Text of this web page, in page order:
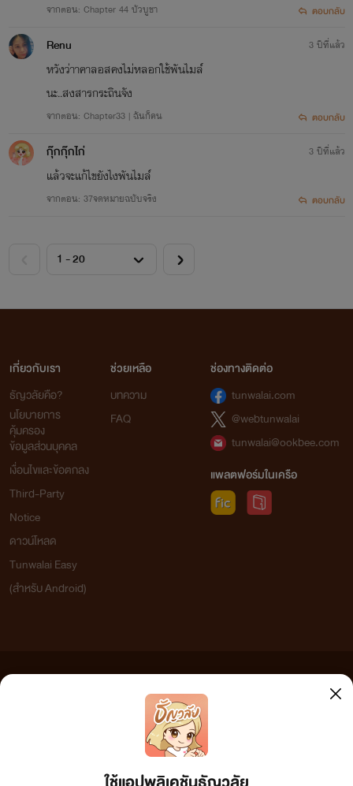
จากตอน: Chapter 44 บัวบูชา ตอบกลับ
Renu
หวังว่าาคาลอสคงไม่หลอกใช้พันไมล์
นะ..สงสารกระถินจัง
จากตอน: Chapter33 | ฉันก็คน
3 ปีที่แล้ว
ตอบกลับ
กุ๊กกุ๊กไก่
แล้วจะแก้ไขยังไงพันไมล์
จากตอน: 37จดหมายฉบับจริง
3 ปีที่แล้ว
ตอบกลับ
เกี่ยวกับเรา
ธัญวลัยคือ?
นโยบายการ
คุ้มครอง
ข้อมูลส่วนบุคคล
เงื่อนไขและข้อตกลง
Third-Party
Notice
ดาวน์โหลด
Tunwalai Easy
(สำหรับ Android)
ช่วยเหลือ
บทความ
FAQ
ช่องทางติดต่อ
tunwalai.com
@webtunwalai
tunwalai@ookbee.com
แพลตฟอร์มในเครือ
เว็บไซต์แห่งนี้ไม่ได้เห็นด้วยและไม่ขอรับผิดชอบต่อข้อความใดๆ ทั้งสิ้น ดังนั้นผู้อ่านทุกท่านโปรดใช้
วิจารณญาณในการกลั่นกรองด้วยตนเอง และหากท่านพบข้อความใดๆ ที่ขัดต่อกฎหมายและศีลธรรม
กรุณาแจ้งมาที่ tunwalai@ookbee.com เพื่อทีมงานจะได้ดำเนินการในทันที ทั้งนี้ ทางเว็บไซต์ขอสงวน
ลิขสิทธิ์ตามพระราชบัญญัติลิขสิทธิ์ (ฉบับเพิ่มเติม) พ.ศ.2558